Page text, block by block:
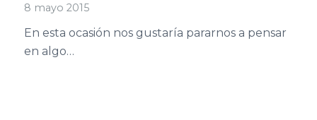
8 mayo 2015
En esta ocasión nos gustaría pararnos a pensar
en algo…